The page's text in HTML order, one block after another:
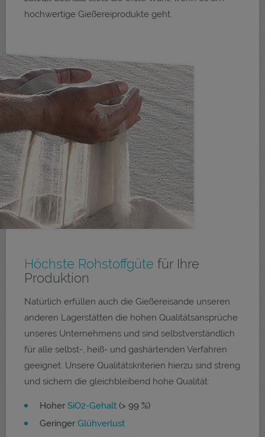
hochwertige Gießereiprodukte geht.
Höchste Rohstoffgüte für Ihre
Produktion
Natürlich erfüllen auch die Gießereisande unseren
anderen Lagerstätten die hohen Qualitätsansprüche
unseres Unternehmens und sind selbstverständlich
für alle selbst-, heiß- und gashärtenden Verfahren
geeignet. Unsere Qualitätskriterien hierzu sind streng
und sichern die gleichbleibend hohe Qualität:
Hoher SiO2-Gehalt (> 99 %)
Geringer Glühverlust